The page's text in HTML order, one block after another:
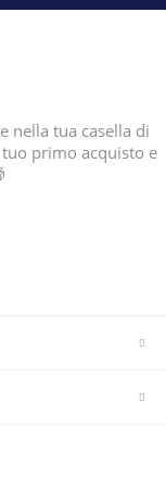
nella tua casella di
primo acquisto e